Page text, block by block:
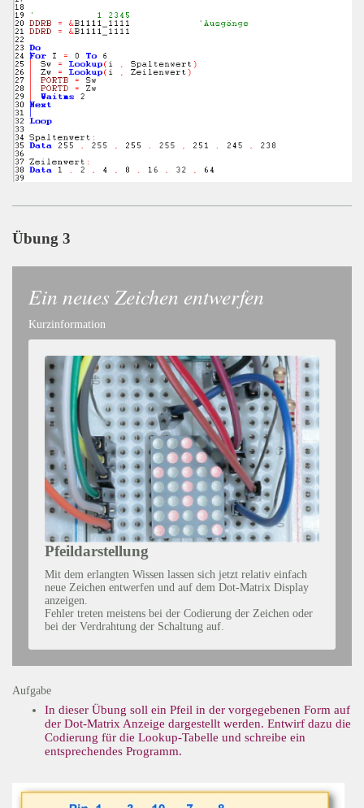
Übung 3
Ein neues Zeichen entwerfen
Kurzinformation
Pfeildarstellung
Mit dem erlangten Wissen lassen sich jetzt relativ einfach
neue Zeichen entwerfen und auf dem Dot-Matrix Display
anzeigen.
Fehler treten meistens bei der Codierung der Zeichen oder
bei der Verdrahtung der Schaltung auf.
Aufgabe
In dieser Übung soll ein Pfeil in der vorgegebenen Form auf
der Dot-Matrix Anzeige dargestellt werden. Entwirf dazu die
Codierung für die Lookup-Tabelle und schreibe ein
entsprechendes Programm.